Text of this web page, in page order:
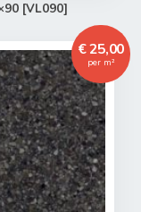
[VL090]
€ 25,00
per m²